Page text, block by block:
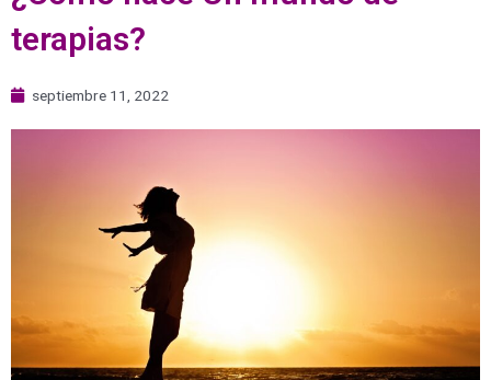
terapias?
septiembre 11, 2022